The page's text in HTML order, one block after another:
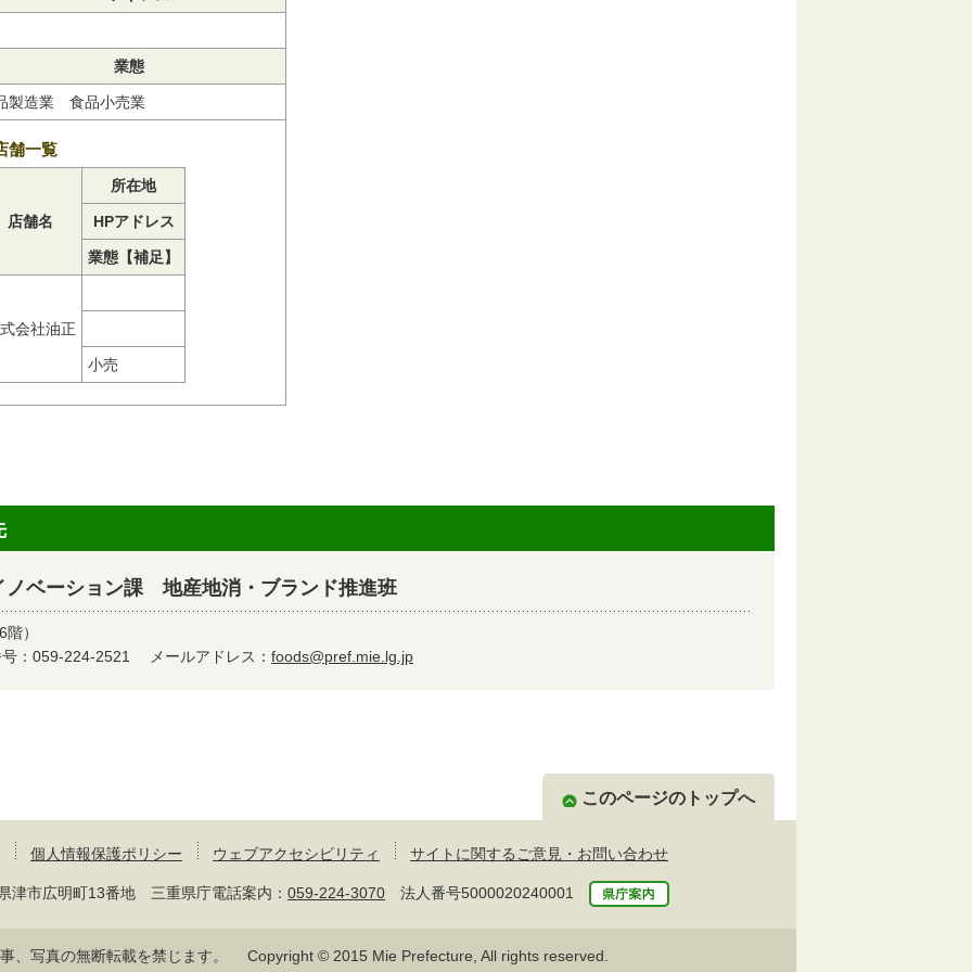
業態
製造業 食品小売業
舗一覧
店舗名
所在地
HPアドレス
業態【補足】
会社油正
小売
ベーション課 地産地消・ブランド推進班
）
：059-224-2521
メールアドレス： foods@pref.mie.lg.jp
このページのトップへ
個人情報保護ポリシー ウェブアクセシビリティ サイトに関するご意見・お問い合わせ
市広明町13番地 三重県庁電話案内： 059-224-3070 法人番号5000020240001
、写真の無断転載を禁じます。 Copyright © 2015 Mie Prefecture, All rights reserved.